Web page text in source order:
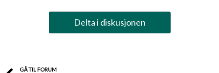
Delta i diskusjonen
GÅ TIL FORUM